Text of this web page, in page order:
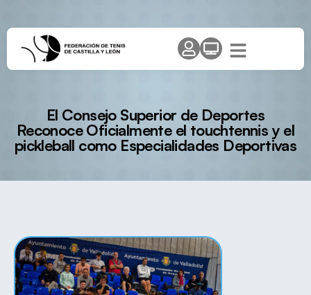
El Consejo Superior de Deportes
Reconoce Oficialmente el touchtennis y el
pickleball como Especialidades Deportivas